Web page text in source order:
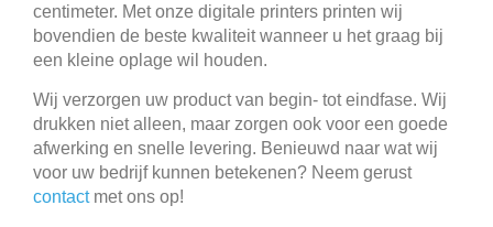
centimeter. Met onze digitale printers printen wij
bovendien de beste kwaliteit wanneer u het graag bij
een kleine oplage wil houden.
Wij verzorgen uw product van begin- tot eindfase. Wij
drukken niet alleen, maar zorgen ook voor een goede
afwerking en snelle levering. Benieuwd naar wat wij
voor uw bedrijf kunnen betekenen? Neem gerust
contactmet ons op!